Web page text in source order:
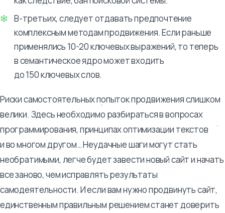
В-третьих, следует отдавать предпочтение
комплексным методам продвижения. Если раньше
применялись 10-20 ключевых выражений, то теперь
в семантическое ядро может входить
до 150 ключевых слов.
Риски самостоятельных попыток продвижения слишком
велики. Здесь необходимо разбираться в вопросах
программирования, принципах оптимизации текстов
и во многом другом… Неудачные шаги могут стать
необратимыми, легче будет завести новый сайт и начать
все заново, чем исправлять результаты
самодеятельности. И если вам нужно продвинуть сайт,
единственным правильным решением станет доверить